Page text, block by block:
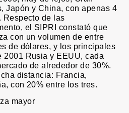
Japón y China, con apenas 4
Respecto de las
el SIPRI constató que
con un volumen de entre
de dólares, y los principales
2001 Rusia y EEUU, cada
de alrededor de 30%.
distancia: Francia,
con 20% entre los tres.
mayor